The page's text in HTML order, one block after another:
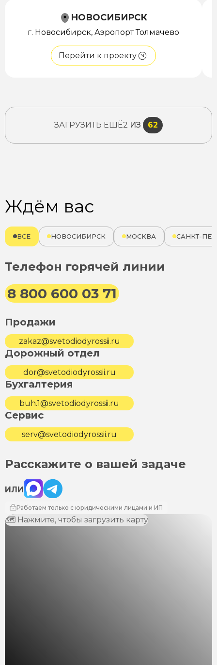
НОВОСИБИРСК
г. Новосибирск, Аэропорт Толмачево
Перейти к проекту
ЗАГРУЗИТЬ ЕЩЁ2 ИЗ 62
Ждём вас
ВСЕ НОВОСИБИРСК МОСКВА САНКТ-
Телефон горячей линии
8 800 600 03 71
Продажи
zakaz@svetodiodyrossii.ru
Дорожный отдел
dor@svetodiodyrossii.ru
Бухгалтерия
buh.1@svetodiodyrossii.ru
Сервис
serv@svetodiodyrossii.ru
Расскажите о вашей задаче
ИЛИ
Max Telegram
Работаем только с юридическими лицами и ИП
🗺 Нажмите, чтобы загрузить карту